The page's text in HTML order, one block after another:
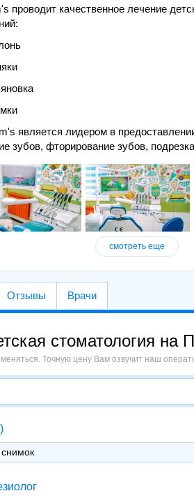
проводит качественное лечение
является лидером в
зубов, фторирование зубов,
смотреть еще
Отзывы Врачи
стоматология на
Точную цену Вам озвучит наш